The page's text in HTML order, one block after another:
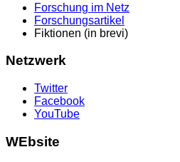
Forschung im Netz
Forschungsartikel
Fiktionen (in brevi)
Netzwerk
Twitter
Facebook
YouTube
WEbsite